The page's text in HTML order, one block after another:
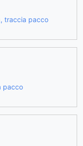
traccia pacco
pacco